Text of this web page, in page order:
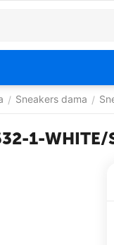
/ Sneakers dama /
1-WHITE/